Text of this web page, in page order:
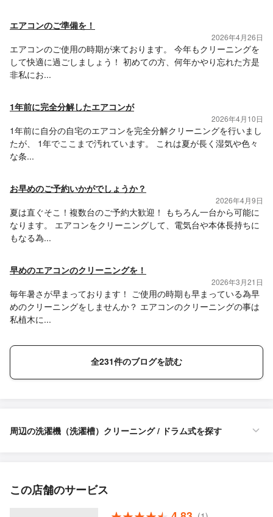
エアコンのご準備を！
2026年4月26日
エアコンのご使用の時期が来ております。 今年もクリーニングを
して快適に過ごしましょう！ 初めての方、何年かやり忘れた方是
非私にお...
1年前に完全分解したエアコンが
2026年4月10日
1年前に自分の自宅のエアコンを完全分解クリーニングを行いまし
たが、 1年でここまで汚れています。 これは夏が長く湿気や色々
な条...
お早めのご予約いかがでしょうか？
2026年4月9日
夏は直ぐそこ！複数台のご予約大歓迎！ もちろん一台から可能に
なります。 エアコンをクリーニングして、電気台や本体長持ちに
もなる為...
早めのエアコンのクリーニングを！
2026年3月21日
毎年暑さが早まっております！ ご使用の時期も早まっている為早
めのクリーニングをしませんか？ エアコンのクリーニングの事は
私植木に...
全231件のブログを読む
周辺の洗濯機（洗濯槽）クリーニング / ドラム式を探す
この店舗のサービス